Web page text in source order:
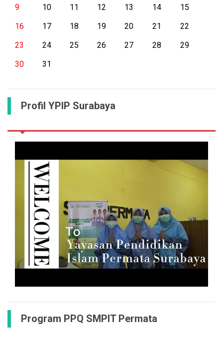
9 10 11 12 13 14
15
16
17 18 19 20 21
22
23
24 25 26 27 28
29
30
31
Profil YPIP Surabaya
Program PPQ SMPIT Permata